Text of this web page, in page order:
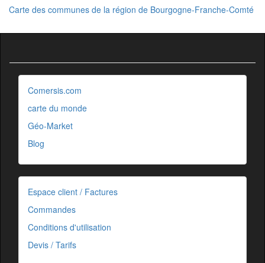
Carte des communes de la région de Bourgogne-Franche-Comté
Comersis.com
carte du monde
Géo-Market
Blog
Espace client / Factures
Commandes
Conditions d'utilisation
Devis / Tarifs